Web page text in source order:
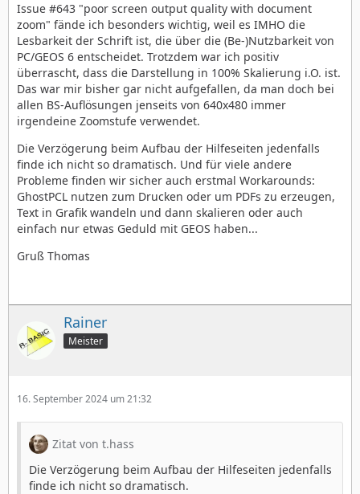
Issue #643 "poor screen output quality with document
zoom" fände ich besonders wichtig, weil es IMHO die
Lesbarkeit der Schrift ist, die über die (Be-)Nutzbarkeit von
PC/GEOS 6 entscheidet. Trotzdem war ich positiv
überrascht, dass die Darstellung in 100% Skalierung i.O. ist.
Das war mir bisher gar nicht aufgefallen, da man doch bei
allen BS-Auflösungen jenseits von 640x480 immer
irgendeine Zoomstufe verwendet.
Die Verzögerung beim Aufbau der Hilfeseiten jedenfalls
finde ich nicht so dramatisch. Und für viele andere
Probleme finden wir sicher auch erstmal Workarounds:
GhostPCL nutzen zum Drucken oder um PDFs zu erzeugen,
Text in Grafik wandeln und dann skalieren oder auch
einfach nur etwas Geduld mit GEOS haben...
Gruß Thomas
Rainer
Meister
16. September 2024 um 21:32
Zitat von t.hass
Die Verzögerung beim Aufbau der Hilfeseiten jedenfalls
finde ich nicht so dramatisch.